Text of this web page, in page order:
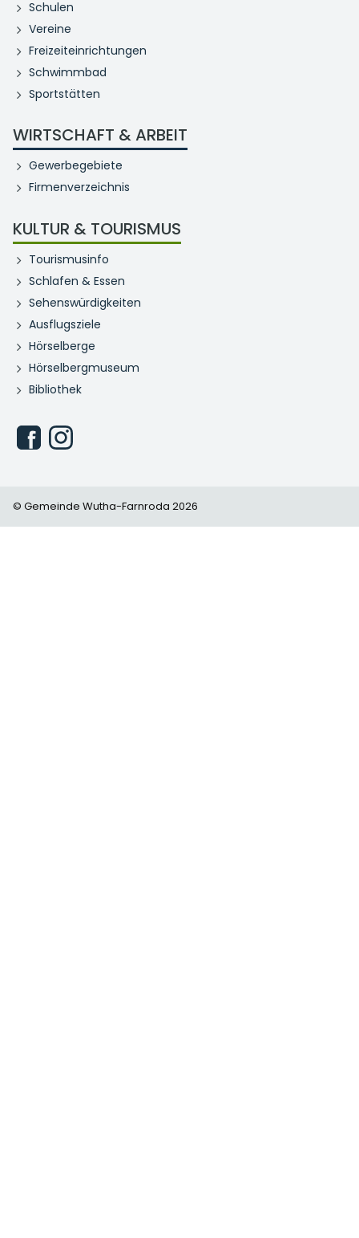
Schulen
Vereine
Freizeiteinrichtungen
Schwimmbad
Sportstätten
WIRTSCHAFT & ARBEIT
Gewerbegebiete
Firmenverzeichnis
KULTUR & TOURISMUS
Tourismusinfo
Schlafen & Essen
Sehenswürdigkeiten
Ausflugsziele
Hörselberge
Hörselbergmuseum
Bibliothek
© Gemeinde Wutha-Farnroda 2026